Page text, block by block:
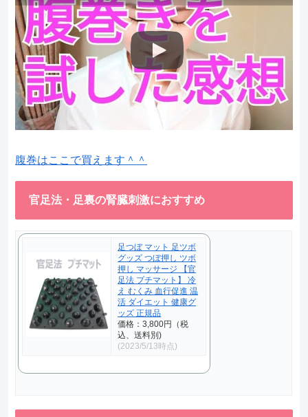
腹巻はここで買えます＾＾
官足法・足裏の腎臓刺激におすすめ
足つぼ マット 足ツボ
グッズ つぼ押し ツボ
押し マッサージ 【官
足法 プチマット】 冷
え むくみ 血行促進 温
活 ダイエット 健康グ
ッズ 正規品
価格：3,800円（税
込、送料別)
(2023/5/13時点)